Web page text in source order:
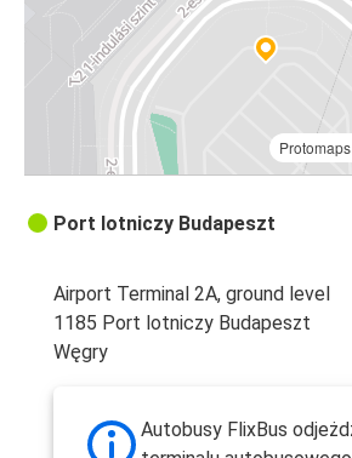
Protomaps
Port lotniczy Budapeszt
Airport Terminal 2A, ground level
1185 Port lotniczy Budapeszt
Węgry
Autobusy FlixBus